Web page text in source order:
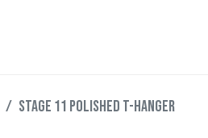
STAGE 11 POLISHED T-HANGER